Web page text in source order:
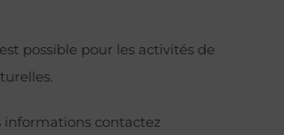
possible pour les activités de
informations contactez